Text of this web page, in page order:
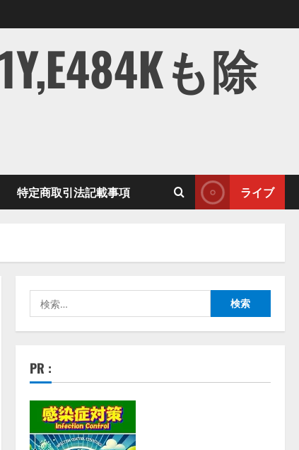
も除
特定商取引法記載事項 ライブ
索:
PR :